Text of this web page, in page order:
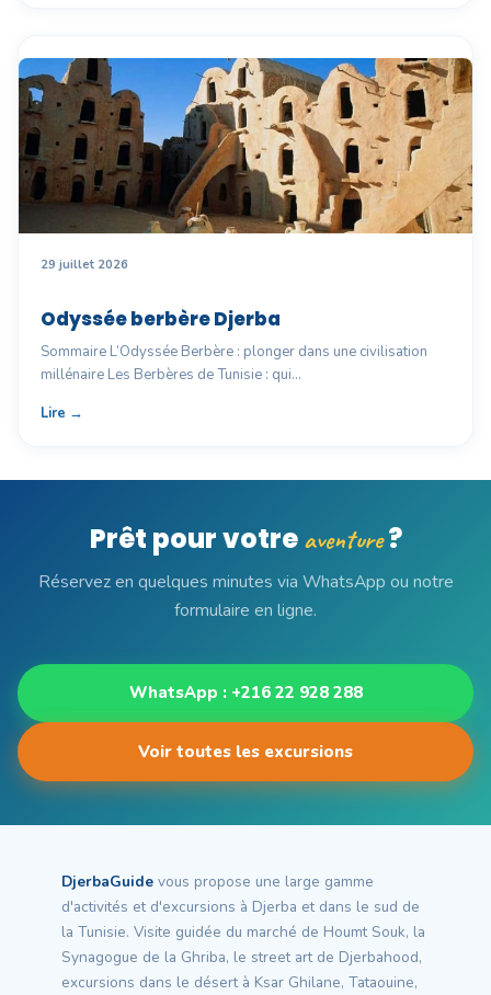
29 juillet 2026
Odyssée berbère Djerba
Sommaire L’Odyssée Berbère : plonger dans une civilisation
millénaire Les Berbères de Tunisie : qui…
Lire →
Prêt pour votre aventure?
Réservez en quelques minutes via WhatsApp ou notre
formulaire en ligne.
WhatsApp : +216 22 928 288
Voir toutes les excursions
DjerbaGuide vous propose une large gamme
d'activités et d'excursions à Djerba et dans le sud de
la Tunisie. Visite guidée du marché de Houmt Souk, la
Synagogue de la Ghriba, le street art de Djerbahood,
excursions dans le désert à Ksar Ghilane, Tataouine,